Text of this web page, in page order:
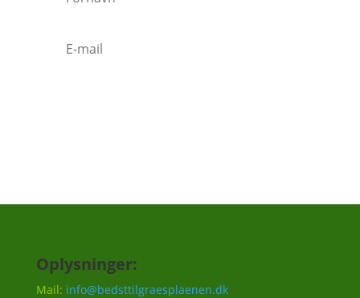
Oplysninger:
Mail: info@bedsttilgraesplaenen.dk